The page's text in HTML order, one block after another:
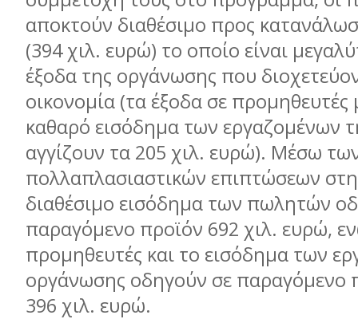
αποκτούν διαθέσιμο προς
(394 χιλ. ευρώ) το οποίο είναι
έξοδα της οργάνωσης που
οικονομία (τα έξοδα σε προμηθευτές
καθαρό εισόδημα των εργαζομένων
αγγίζουν τα 205 χιλ. ευρώ). Μέσω
πολλαπλασιαστικών επιπτώσεων
διαθέσιμο εισόδημα των πωλητών
παραγόμενο προϊόν 692 χιλ. ευρώ,
προμηθευτές και το εισόδημα των
οργάνωσης οδηγούν σε παραγόμενο
396 χιλ. ευρώ.